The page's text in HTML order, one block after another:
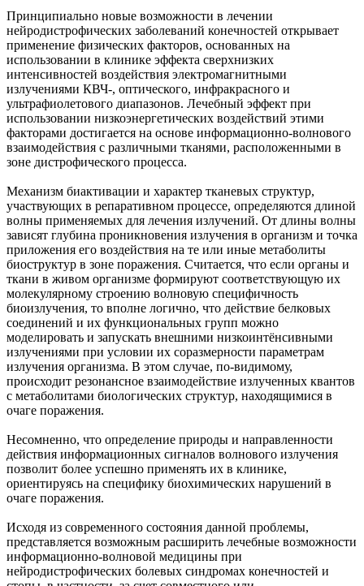
Принципиально новые возможности в лечении
нейродистрофических заболеваний конечностей открывает
применение физических факторов, основанных на
использовании в клинике эффекта сверхнизких
интенсивностей воздействия электромагнитными
излучениями КВЧ-, оптического, инфракрасного и
ультрафиолетового диапазонов. Лечебный эффект при
использовании низкоэнергетических воздействий этими
факторами достигается на основе информационно-волнового
взаимодействия с различными тканями, расположенными в
зоне дистрофического процесса.
Механизм биактивации и характер тканевых структур,
участвующих в репаративном процессе, определяются длиной
волны применяемых для лечения излучений. От длины волны
зависят глубина проникновения излучения в организм и точка
приложения его воздействия на те или иные метаболиты
биоструктур в зоне поражения. Считается, что если органы и
ткани в живом организме формируют соответствующую их
молекулярному строению волновую специфичность
биоизлучения, то вполне логично, что действие белковых
соединений и их функциональных групп можно
моделировать и запускать внешними низкоинтёнсивными
излучениями при условии их соразмерности параметрам
излучения организма. В этом случае, по-видимому,
происходит резонансное взаимодействие излученных квантов
с метаболитами биологических структур, находящимися в
очаге поражения.
Несомненно, что определение природы и направленности
действия информационных сигналов волнового излучения
позволит более успешно применять их в клинике,
ориентируясь на специфику биохимических нарушений в
очаге поражения.
Исходя из современного состояния данной проблемы,
представляется возможным расширить лечебные возможности
информационно-волновой медицины при
нейродистрофических болевых синдромах конечностей и